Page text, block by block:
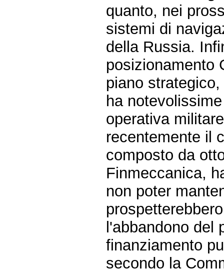
quanto, nei
sistemi di
della Russia.
posizionamento
piano
ha
operativa
recentemente il
composto da
Finmeccanica,
non poter
l'abbandono del
finanziamento
secondo la